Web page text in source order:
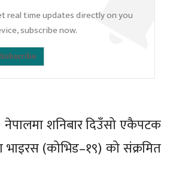
real time updates directly on you
subscribe now.
Subscribe
नेपालमा शनिबार दिउँसो एकैपटक
भाइरस (कोभिड–१९) को संक्रमित